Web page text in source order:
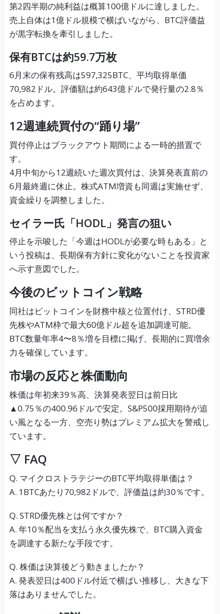
第2四半期の純利益は概算100億ドルに達しました。
売上自体は1億ドル規模で横ばいながら、BTC評価益
が黒字転換を牽引しました。
保有BTCは約59.7万枚
6月末の保有残高は597,325BTC、平均取得単価
70,982ドル。評価額は約643億ドルで発行量の2.8％
を占めます。
12週連続買付の“踊り場”
買付停止はブラックアウト期間による一時的措置で
す。
4月中旬から12週続いた週次買付は、決算発表直前の
6月最終週に休止。株式ATM増資も同週は実施せず、
資金繰りを調整しました。
セイラー氏「HODL」発言の狙い
停止を示唆した「今週はHODLが必要な時もある」と
いう投稿は、長期保有方針に変化がないことを投資家
へ示す意図でした。
今後のビットコイン戦略
同社はビットコインを財務中核と位置付け、STRD優
先株やATM枠で最大60億ドル超を追加調達可能。
BTC数量年率4〜8％増を目標に掲げ、長期的に買増余
力を確保しています。
市場の反応と株価動向
株価は年初来39％高、決算発表翌日は前日比
▲0.75％の400.96ドルで安定。S&P500採用期待が追
い風となる一方、空売り勢はプレミアム拡大を警戒し
ています。
▽ FAQ
Q. マイクロストラテジーのBTC平均取得単価は？
A. 1BTCあたり70,982ドルで、評価益は約30％です。
Q. STRD優先株とは何ですか？
A. 年10％配当を支払う永久優先株で、BTC購入資金
を調達する新たな手段です。
Q. 株価は決算後どう動きましたか？
A. 発表翌日は400ドル付近で横ばい推移し、大きな下
落はありませんでした。